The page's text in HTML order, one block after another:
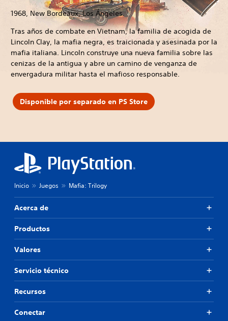
1968, New Bordeaux, Los Ángeles.
Tras años de combate en Vietnam, la familia de acogida de
Lincoln Clay, la mafia negra, es traicionada y asesinada por la
mafia italiana. Lincoln construye una nueva familia sobre las
cenizas de la antigua y abre un camino de venganza de
envergadura militar hasta el mafioso responsable.
Disponible por separado en PS Store
Inicio Juegos Mafia: Trilogy
Acerca de
Productos
Valores
Servicio técnico
Recursos
Conectar